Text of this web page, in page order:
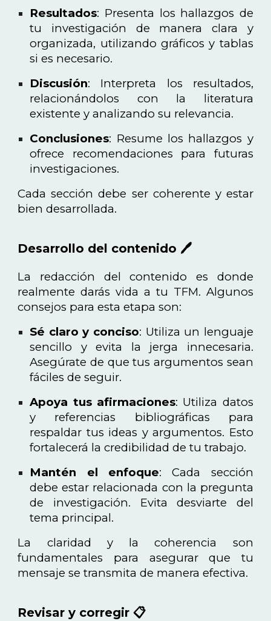
Resultados: Presenta los hallazgos de
tu investigación de manera clara y
organizada, utilizando gráficos y tablas
si es necesario.
Discusión: Interpreta los resultados,
relacionándolos con la literatura
existente y analizando su relevancia.
Conclusiones: Resume los hallazgos y
ofrece recomendaciones para futuras
investigaciones.
Cada sección debe ser coherente y estar
bien desarrollada.
Desarrollo del contenido 🖊️
La redacción del contenido es donde
realmente darás vida a tu TFM. Algunos
consejos para esta etapa son:
Sé claro y conciso: Utiliza un lenguaje
sencillo y evita la jerga innecesaria.
Asegúrate de que tus argumentos sean
fáciles de seguir.
Apoya tus afirmaciones: Utiliza datos
y referencias bibliográficas para
respaldar tus ideas y argumentos. Esto
fortalecerá la credibilidad de tu trabajo.
Mantén el enfoque: Cada sección
debe estar relacionada con la pregunta
de investigación. Evita desviarte del
tema principal.
La claridad y la coherencia son
fundamentales para asegurar que tu
mensaje se transmita de manera efectiva.
Revisar y corregir 📋